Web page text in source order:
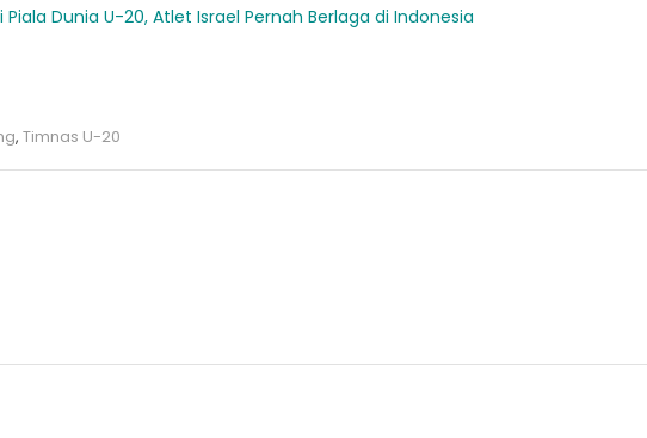
Dunia U-20, Atlet Israel Pernah Berlaga di Indonesia
, Timnas U-20